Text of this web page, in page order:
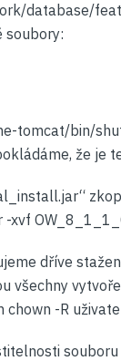
database/
soubory:
tomcat/bin/
že je
xvf
dříve
všechny
-R
souboru